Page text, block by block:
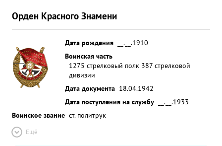
Орден Красного Знамени
Дата рождения
__.__.1910
Воинская часть
1275 стрелковый полк 387 стрелковой
дивизии
Дата документа 18.04.1942
Дата поступления на службу
__.__.1933
Воинское звание ст. политрук
Ещё